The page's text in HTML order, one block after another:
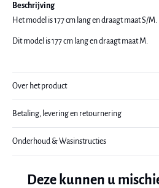
Beschrijving
Het model is 177 cm lang en draagt maat S/M.
Dit model is 177 cm lang en draagt maat M.
Over het product
Betaling, levering en retournering
Onderhoud & Wasinstructies
Deze kunnen u